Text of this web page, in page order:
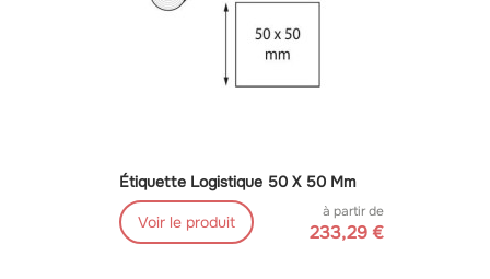
Étiquette Logistique 50 X 50 Mm
Voir le produit
à partir de
233,29 €